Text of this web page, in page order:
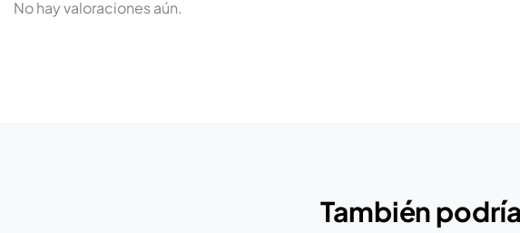
No hay valoraciones aún.
También